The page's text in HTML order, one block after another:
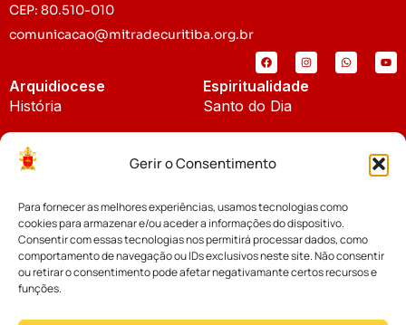
Gerir o Consentimento
Para fornecer as melhores experiências, usamos tecnologias como
cookies para armazenar e/ou aceder a informações do dispositivo.
Consentir com essas tecnologias nos permitirá processar dados, como
comportamento de navegação ou IDs exclusivos neste site. Não consentir
ou retirar o consentimento pode afetar negativamante certos recursos e
funções.
CEP: 80.510-010
comunicacao@mitradecuritiba.org.br
Arquidiocese
História
Padroeira
Espiritualidade
Santo do Dia
Notícias
Notícias da Arquidiocese
Notícias Cáritas
Cúria Diocesana
Fundo Diocesano